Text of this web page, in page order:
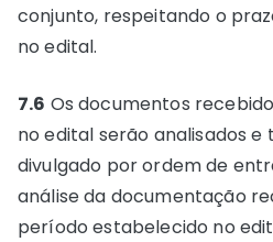
conjunto, respeitando o
no edital.
7.6 Os documentos
no edital serão analisados
divulgado por ordem de
análise da documentação
período estabelecido no